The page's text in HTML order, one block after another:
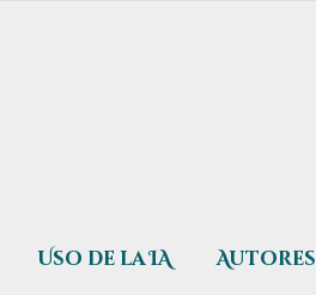
Uso de la IA Autores